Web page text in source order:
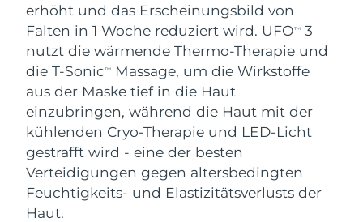
erhöht und das Erscheinungsbild von
Falten in 1 Woche reduziert wird. UFOTM
3
nutzt die wärmende Thermo-Therapie und
die T-SonicTM
Massage, um die Wirkstoffe
aus der Maske tief in die Haut
einzubringen, während die Haut mit der
kühlenden Cryo-Therapie und LED-Licht
gestrafft wird - eine der besten
Verteidigungen gegen altersbedingten
Feuchtigkeits- und Elastizitätsverlusts der
Haut.